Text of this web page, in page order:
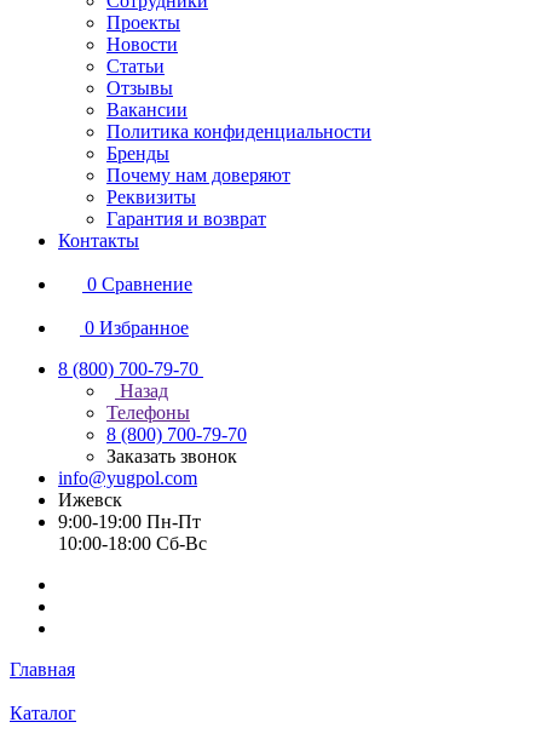
Проекты
Новости
Статьи
Отзывы
Вакансии
Политика конфиденциальности
Бренды
Почему нам доверяют
Реквизиты
Гарантия и возврат
Контакты
0 Сравнение
0 Избранное
8 (800) 700-79-70
Назад
Телефоны
8 (800) 700-79-70
Заказать звонок
info@yugpol.com
Ижевск
9:00-19:00 Пн-Пт
10:00-18:00 Cб-Вс
Главная
Каталог